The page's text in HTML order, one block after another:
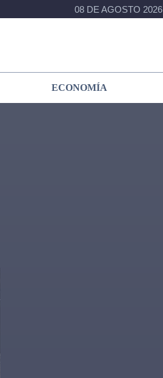
08 DE AGOSTO 2026
ECONOMÍA